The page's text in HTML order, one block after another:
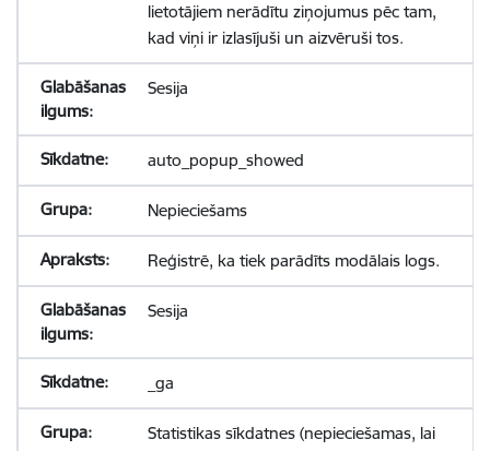
lietotājiem nerādītu ziņojumus pēc tam,
kad viņi ir izlasījuši un aizvēruši tos.
Sesija
auto_popup_showed
Nepieciešams
Reģistrē, ka tiek parādīts modālais logs.
Sesija
_ga
Statistikas sīkdatnes (nepieciešamas, lai